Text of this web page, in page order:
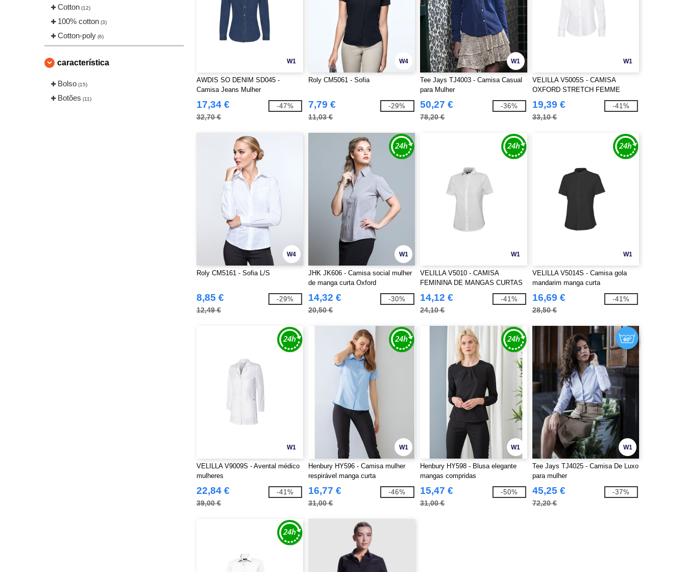
Cotton (12)
100% cotton (3)
Cotton-poly (6)
característica
Bolso (15)
Botões (11)
W1
AWDIS SO DENIM SD045 -
Camisa Jeans Mulher
17,34 €
32,70 €
-47%
W4
Roly CM5061 - Sofia
7,79 €
11,03 €
-29%
W1
Tee Jays TJ4003 - Camisa Casual
para Mulher
50,27 €
78,20 €
-36%
W1
VELILLA V5005S - CAMISA
OXFORD STRETCH FEMME
19,39 €
33,10 €
-41%
W4
Roly CM5161 - Sofia L/S
8,85 €
12,49 €
-29%
W1
JHK JK606 - Camisa social mulher
de manga curta Oxford
14,32 €
20,50 €
-30%
W1
VELILLA V5010 - CAMISA
FEMININA DE MANGAS CURTAS
14,12 €
24,10 €
-41%
W1
VELILLA V5014S - Camisa gola
mandarim manga curta
16,69 €
28,50 €
-41%
W1
VELILLA V9009S - Avental médico
mulheres
22,84 €
39,00 €
-41%
W1
Henbury HY596 - Camisa mulher
respirável manga curta
16,77 €
31,00 €
-46%
W1
Henbury HY598 - Blusa elegante
mangas compridas
15,47 €
31,00 €
-50%
W1
Tee Jays TJ4025 - Camisa De Luxo
para mulher
45,25 €
72,20 €
-37%